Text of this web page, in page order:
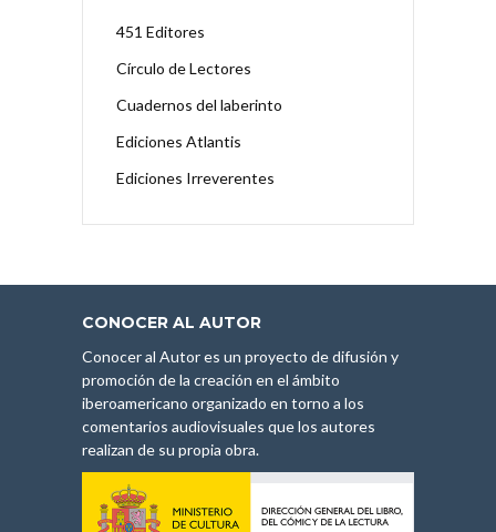
451 Editores
Círculo de Lectores
Cuadernos del laberinto
Ediciones Atlantis
Ediciones Irreverentes
CONOCER AL AUTOR
Conocer al Autor es un proyecto de difusión y
promoción de la creación en el ámbito
iberoamericano organizado en torno a los
comentarios audiovisuales que los autores
realizan de su propia obra.